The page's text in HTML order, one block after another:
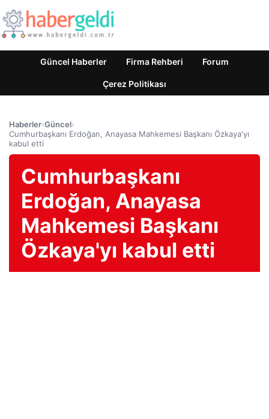
Güncel Haberler Firma Rehberi Forum
Çerez Politikası
Haberler›Güncel›
Cumhurbaşkanı Erdoğan, Anayasa Mahkemesi Başkanı Özkaya'yı
kabul etti
Cumhurbaşkanı
Erdoğan, Anayasa
Mahkemesi Başkanı
Özkaya'yı kabul etti